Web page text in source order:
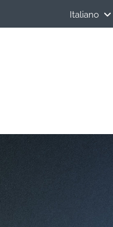
Italiano